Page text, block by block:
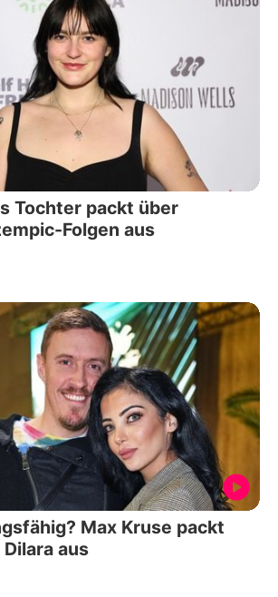
Tochter packt über
Folgen aus
Max Kruse packt
aus